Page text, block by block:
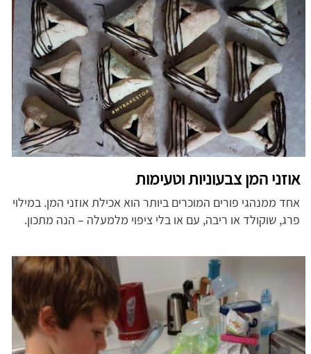
אוזני המן צבעוניות וטעימות
אחד ממנהגי פורים המוכרים ביותר הוא אכילת אוזני המן. במילוי
פרג, שוקולד או ריבה, עם או בלי ציפוי מלמעלה – הנה מתכון.